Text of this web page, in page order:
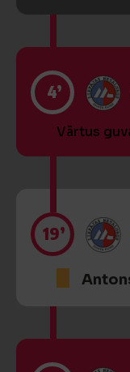
4’
Vārtus
19’